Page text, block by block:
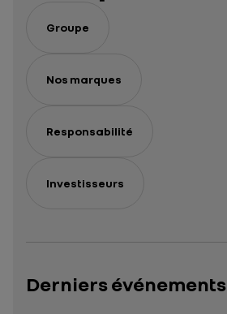
Groupe
Nos marques
Responsabilité
Investisseurs
Derniers événements